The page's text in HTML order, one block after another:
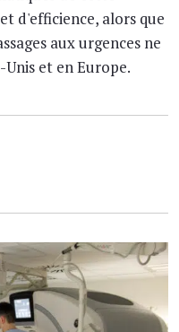
d'efficience, alors que
aux urgences ne
et en Europe.